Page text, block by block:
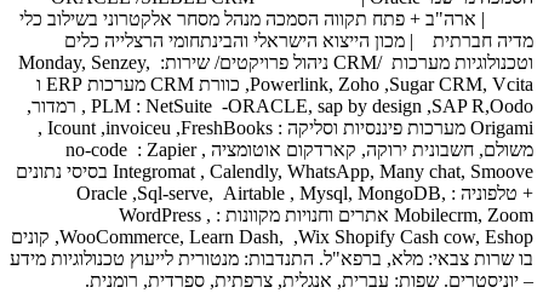
| ארה"ב + פתח תקווה הסמכה מנהל מסחר אלקטרוני בשילוב כלי
מדיה חברתית | מכון הייצוא הישראלי והבינתחומי הרצלייה כלים
וטכנולוגיות מערכות /CRM ניהול פרויקטים/ שירות: Monday, Senzey,
Powerlink, Zoho ,Sugar CRM, Vcita, כוורת CRM מערכות ERP ו
PLM : NetSuite -ORACLE, sap by design ,SAP R,Oodo , רמדור,
Origami מערכות פיננסיות וסליקה : Icount ,invoiceu ,FreshBooks ,
משולם, חשבונית ירוקה, קארדקום אוטומציה no-code : Zapier ,
Integromat , Calendly, WhatsApp, Many chat, Smoove בסיסי נתונים
+ טלפוניה : Oracle ,Sql-serve, Airtable , Mysql, MongoDB,
Mobilecrm, Zoom אתרים וחנויות מקוונות : WordPress ,
WooCommerce, Learn Dash, ,Wix Shopify Cash cow, Eshop, קונים
בו שרות צבאי: מלא, ברפא"ל. התנדבות: מנטורית לייעוץ טכנולוגיות מידע
– יוניסטרים. שפות: עברית, אנגלית, צרפתית, ספרדית, רומנית.